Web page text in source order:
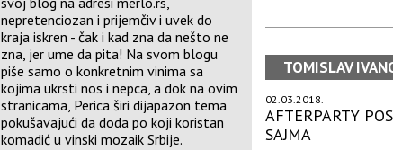
nepretenciozan i prijemčiv i uvek do
kraja iskren - čak i kad zna da nešto ne
zna, jer ume da pita! Na svom blogu
piše samo o konkretnim vinima sa
kojima ukrsti nos i nepca, a dok na ovim
stranicama, Perica širi dijapazon tema
pokušavajući da doda po koji koristan
komadić u vinski mozaik Srbije.
TOMISLAV
02.03.2018.
AFTERPARTY
SAJMA